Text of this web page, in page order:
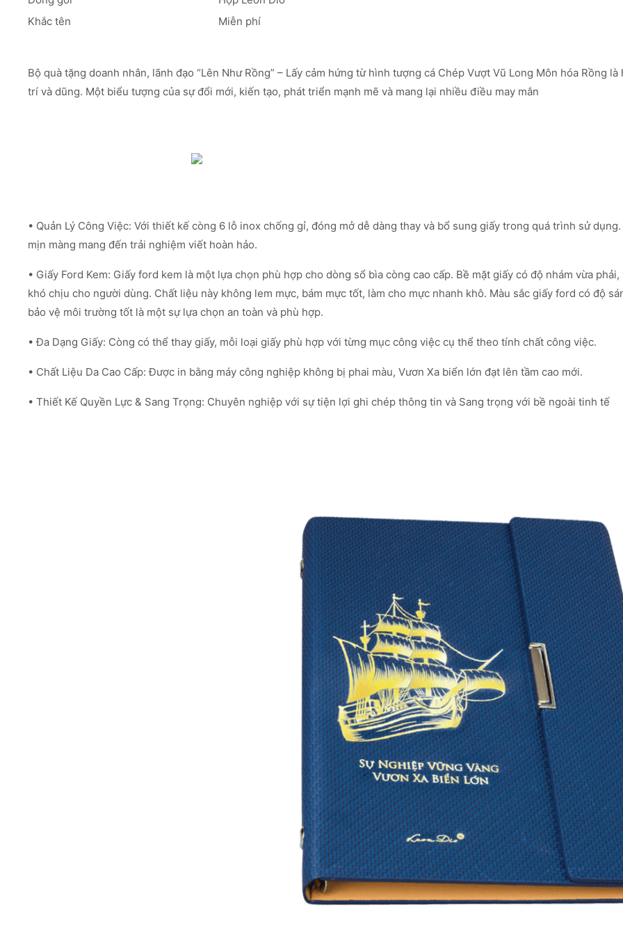
Khắc tên
Miễn phí
Bộ quà tặng doanh nhân, lãnh đạo “Lên Như Rồng” – Lấy cảm hứng từ hình tượng cá Chép Vượt Vũ Long Môn hóa Rồng
trí và dũng. Một biểu tượng của sự đổi mới, kiến tạo, phát triển mạnh mẽ và mang lại nhiều điều may mắn
• Quản Lý Công Việc: Với thiết kế còng 6 lỗ inox chống gỉ, đóng mở dễ dàng thay và bổ sung giấy trong quá trình sử
mịn màng mang đến trải nghiệm viết hoàn hảo.
• Giấy Ford Kem: Giấy ford kem là một lựa chọn phù hợp cho dòng sổ bìa còng cao cấp. Bề mặt giấy có độ nhám vừa
khó chịu cho người dùng. Chất liệu này không lem mực, bám mực tốt, làm cho mực nhanh khô. Màu sắc giấy ford có độ
bảo vệ môi trường tốt là một sự lựa chọn an toàn và phù hợp.
• Đa Dạng Giấy: Còng có thể thay giấy, mỗi loại giấy phù hợp với từng mục công việc cụ thể theo tính chất công việc.
• Chất Liệu Da Cao Cấp: Được in bằng máy công nghiệp không bị phai màu, Vươn Xa biển lớn đạt lên tầm cao mới.
• Thiết Kế Quyền Lực & Sang Trọng: Chuyên nghiệp với sự tiện lợi ghi chép thông tin và Sang trọng với bề ngoài tinh tế